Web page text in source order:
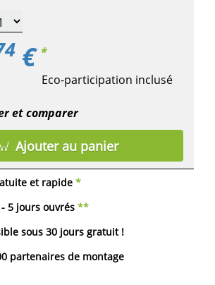
€ *
Eco-participation inclusé
et rapide *
5 jours ouvrés **
sous 30 jours gratuit!
partenaires de montage
et comparer
Ajouter au panier